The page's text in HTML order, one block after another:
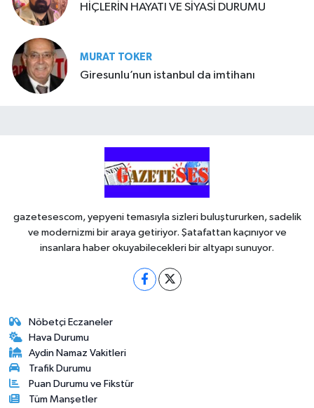
HİÇLERİN HAYATI VE SİYASİ DURUMU
MURAT TOKER
Giresunlu’nun istanbul da imtihanı
gazetesescom, yepyeni temasıyla sizleri buluştururken, sadelik
ve modernizmi bir araya getiriyor. Şatafattan kaçınıyor ve
insanlara haber okuyabilecekleri bir altyapı sunuyor.
Nöbetçi Eczaneler
Hava Durumu
Aydin Namaz Vakitleri
Trafik Durumu
Puan Durumu ve Fikstür
Tüm Manşetler